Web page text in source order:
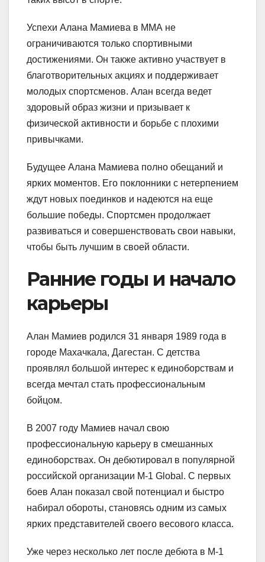
Успехи Алана Мамиева в ММА не
ограничиваются только спортивными
достижениями. Он также активно участвует в
благотворительных акциях и поддерживает
молодых спортсменов. Алан всегда ведет
здоровый образ жизни и призывает к
физической активности и борьбе с плохими
привычками.
Будущее Алана Мамиева полно обещаний и
ярких моментов. Его поклонники с нетерпением
ждут новых поединков и надеются на еще
большие победы. Спортсмен продолжает
развиваться и совершенствовать свои навыки,
чтобы быть лучшим в своей области.
Ранние годы и начало
карьеры
Алан Мамиев родился 31 января 1989 года в
городе Махачкала, Дагестан. С детства
проявлял большой интерес к единоборствам и
всегда мечтал стать профессиональным
бойцом.
В 2007 году Мамиев начал свою
профессиональную карьеру в смешанных
единоборствах. Он дебютировал в популярной
российской организации M-1 Global. С первых
боев Алан показал свой потенциал и быстро
набирал обороты, становясь одним из самых
ярких представителей своего весового класса.
Уже через несколько лет после дебюта в M-1